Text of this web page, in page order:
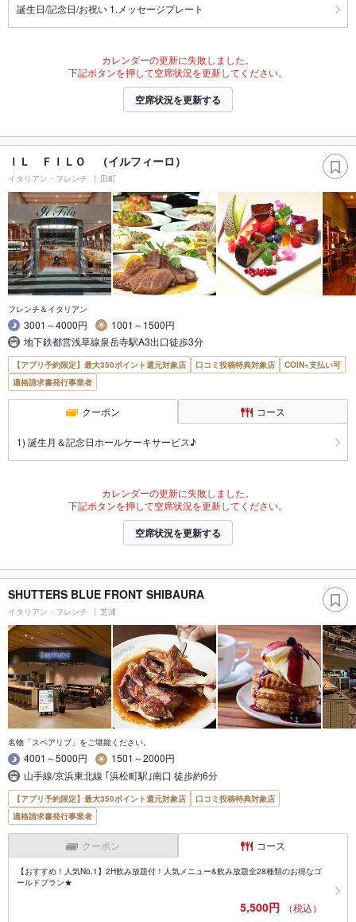
誕生日/記念日/お祝い 1.メッセージプレート
カレンダーの更新に失敗しました。
下記ボタンを押して空席状況を更新してください。
空席状況を更新する
ＩＬ ＦＩＬＯ （イルフィーロ）
イタリアン・フレンチ 田町
フレンチ＆イタリアン
3001～4000円
1001～1500円
地下鉄都営浅草線泉岳寺駅A3出口徒歩3分
【アプリ予約限定】最大350ポイント還元対象店 口コミ投稿特典対象店
COIN+支払い可
適格請求書発行事業者
クーポン コース
1) 誕生月＆記念日ホールケーキサービス♪
カレンダーの更新に失敗しました。
下記ボタンを押して空席状況を更新してください。
空席状況を更新する
SHUTTERS BLUE FRONT SHIBAURA
イタリアン・フレンチ 芝浦
名物「スペアリブ」をご堪能ください。
4001～5000円
1501～2000円
山手線/京浜東北線 ｢浜松町駅｣南口 徒歩約6分
【アプリ予約限定】最大350ポイント還元対象店
口コミ投稿特典対象店
適格請求書発行事業者
クーポン コース
【おすすめ！人気No.1】2H飲み放題付！人気メニュー&飲み放題全28種類のお得なゴ
ールドプラン★
5,500円 （税込）